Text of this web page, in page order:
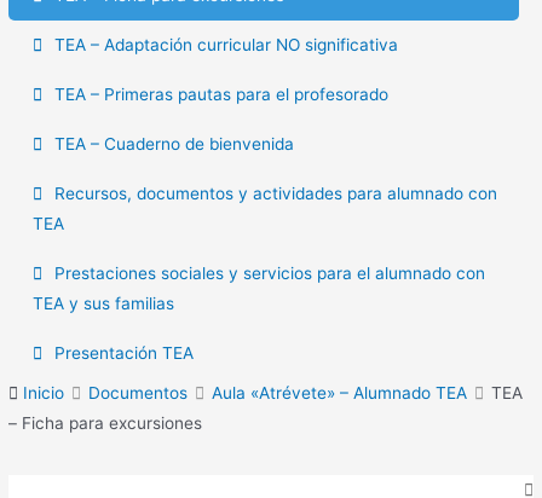
TEA – Adaptación curricular NO significativa
TEA – Primeras pautas para el profesorado
TEA – Cuaderno de bienvenida
Recursos, documentos y actividades para alumnado con
TEA
Prestaciones sociales y servicios para el alumnado con
TEA y sus familias
Presentación TEA
Inicio Documentos Aula «Atrévete» – Alumnado TEA
TEA
– Ficha para excursiones